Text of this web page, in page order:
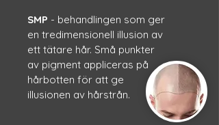
SMP - behandlingen som ger
en tredimensionell illusion av
ett tätare hår. Små punkter
av pigment appliceras på
hårbotten för att ge
illusionen av hårstrån.